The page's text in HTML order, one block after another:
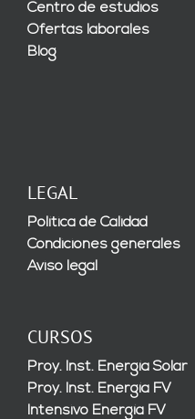
Centro de estudios
Ofertas laborales
Blog
LEGAL
Política de Calidad
Condiciones generales
Aviso legal
CURSOS
Proy. Inst. Energía Solar
Proy. Inst. Energía FV
Intensivo Energía FV